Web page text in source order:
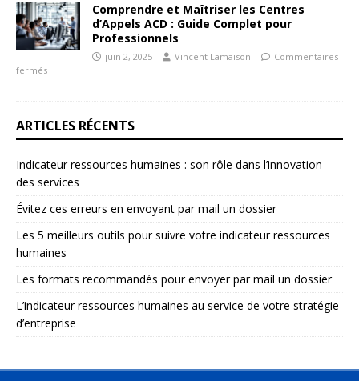
Comprendre et Maîtriser les Centres
d’Appels ACD : Guide Complet pour
Professionnels
juin 2, 2025 Vincent Lamaison
Commentaires
fermés
ARTICLES RÉCENTS
Indicateur ressources humaines : son rôle dans l’innovation
des services
Évitez ces erreurs en envoyant par mail un dossier
Les 5 meilleurs outils pour suivre votre indicateur ressources
humaines
Les formats recommandés pour envoyer par mail un dossier
L’indicateur ressources humaines au service de votre stratégie
d’entreprise